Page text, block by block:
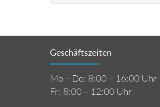
Geschäftszeiten
Mo – Do: 8:00 – 16:00 Uhr
Fr: 8:00 – 12:00 Uhr